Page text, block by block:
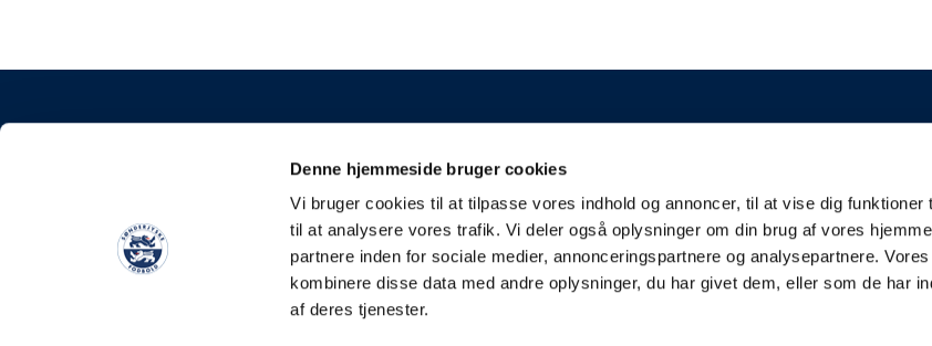
Denne hjemmeside bruger cookies
Vi bruger cookies til at tilpasse vores indhold og annoncer, til at vise dig funktioner
til at analysere vores trafik. Vi deler også oplysninger om din brug af vores
partnere inden for sociale medier, annonceringspartnere og analysepartnere.
kombinere disse data med andre oplysninger, du har givet dem, eller som de har
af deres tjenester.
Stadionvej 5, 6100 Haderslev
E-mail: kontakt@soenderjyskefodbold.dk
Tlf: +45 4248 0387
CVR: 31588111
Fakturering